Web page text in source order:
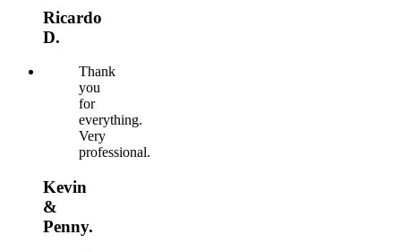
Ricardo
D.
Thank
you
for
everything.
Very
professional.
Kevin
&
Penny.